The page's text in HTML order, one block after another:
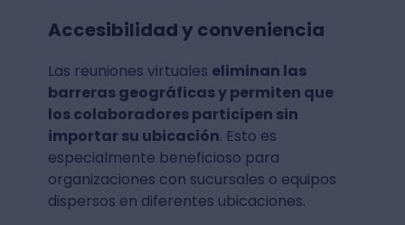
Accesibilidad y conveniencia
Las reuniones virtuales eliminan las
barreras geográficas y permiten que
los colaboradores participen sin
importar su ubicación. Esto es
especialmente beneficioso para
organizaciones con sucursales o equipos
dispersos en diferentes ubicaciones.